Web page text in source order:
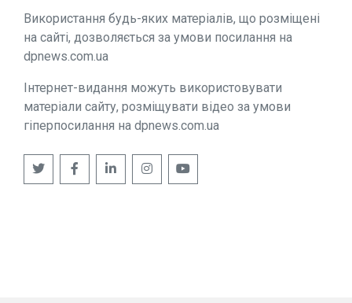
Використання будь-яких матеріалів, що розміщені
на сайті, дозволяється за умови посилання на
dpnews.com.ua
Інтернет-видання можуть використовувати
матеріали сайту, розміщувати відео за умови
гіперпосилання на dpnews.com.ua